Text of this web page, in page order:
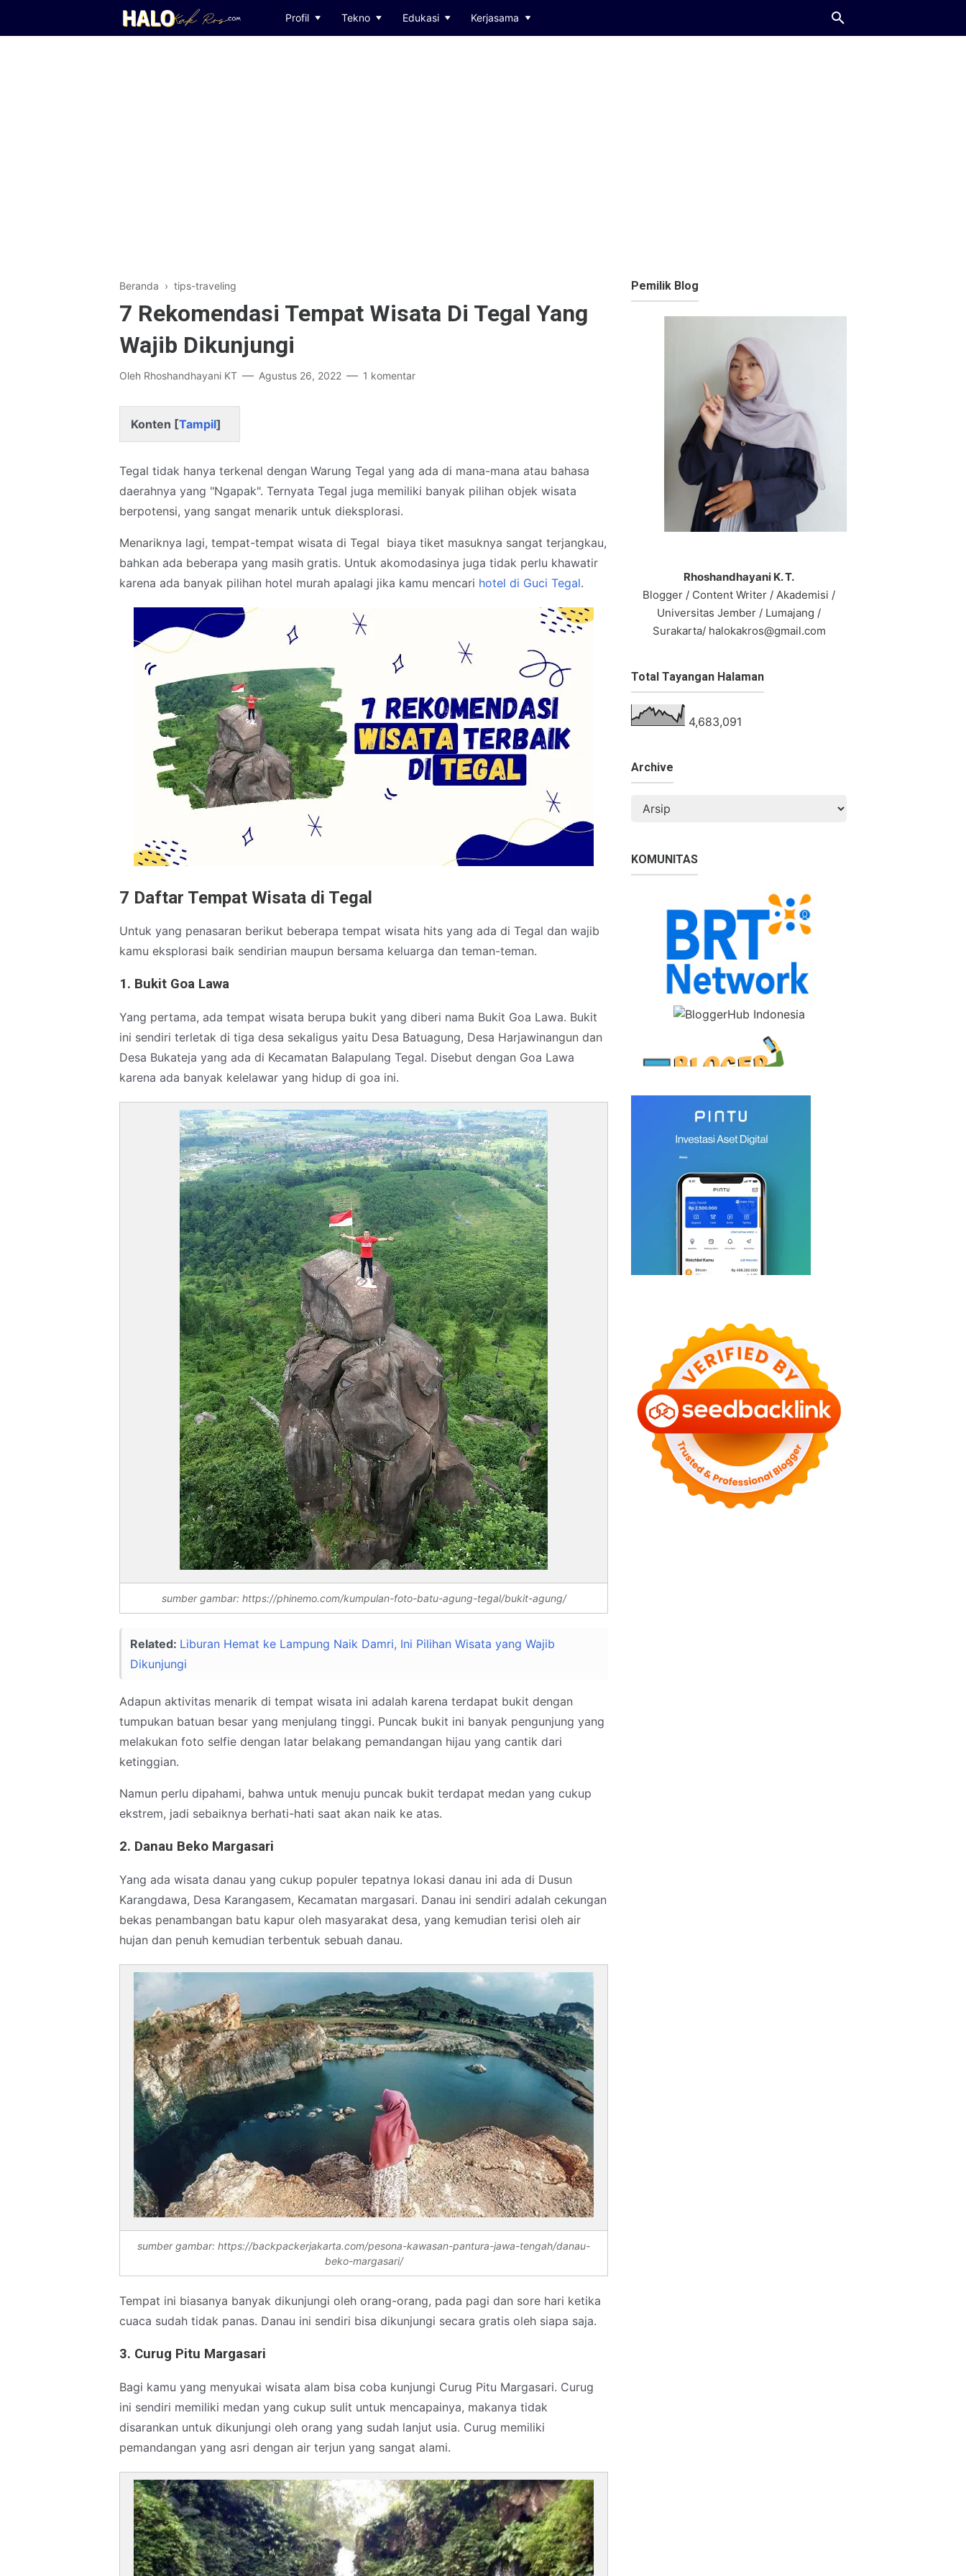
Profil Tekno Edukasi Kerjasama
Beranda › tips-traveling
7 Rekomendasi Tempat Wisata Di Tegal Yang
Wajib Dikunjungi
Oleh Rhoshandhayani KT Agustus 26, 2022 1 komentar
Konten [Tampil]
Tegal tidak hanya terkenal dengan Warung Tegal yang ada di mana-mana atau bahasa
daerahnya yang "Ngapak". Ternyata Tegal juga memiliki banyak pilihan objek wisata
berpotensi, yang sangat menarik untuk dieksplorasi.
Menariknya lagi, tempat-tempat wisata di Tegal biaya tiket masuknya sangat terjangkau,
bahkan ada beberapa yang masih gratis. Untuk akomodasinya juga tidak perlu khawatir
karena ada banyak pilihan hotel murah apalagi jika kamu mencari hotel di Guci Tegal.
7 Daftar Tempat Wisata di Tegal
Untuk yang penasaran berikut beberapa tempat wisata hits yang ada di Tegal dan wajib
kamu eksplorasi baik sendirian maupun bersama keluarga dan teman-teman.
1. Bukit Goa Lawa
Yang pertama, ada tempat wisata berupa bukit yang diberi nama Bukit Goa Lawa. Bukit
ini sendiri terletak di tiga desa sekaligus yaitu Desa Batuagung, Desa Harjawinangun dan
Desa Bukateja yang ada di Kecamatan Balapulang Tegal. Disebut dengan Goa Lawa
karena ada banyak kelelawar yang hidup di goa ini.
sumber gambar: https://phinemo.com/kumpulan-foto-batu-agung-tegal/bukit-agung/
Related: Liburan Hemat ke Lampung Naik Damri, Ini Pilihan Wisata yang Wajib
Dikunjungi
Adapun aktivitas menarik di tempat wisata ini adalah karena terdapat bukit dengan
tumpukan batuan besar yang menjulang tinggi. Puncak bukit ini banyak pengunjung yang
melakukan foto selfie dengan latar belakang pemandangan hijau yang cantik dari
ketinggian.
Namun perlu dipahami, bahwa untuk menuju puncak bukit terdapat medan yang cukup
ekstrem, jadi sebaiknya berhati-hati saat akan naik ke atas.
2. Danau Beko Margasari
Yang ada wisata danau yang cukup populer tepatnya lokasi danau ini ada di Dusun
Karangdawa, Desa Karangasem, Kecamatan margasari. Danau ini sendiri adalah cekungan
bekas penambangan batu kapur oleh masyarakat desa, yang kemudian terisi oleh air
hujan dan penuh kemudian terbentuk sebuah danau.
sumber gambar: https://backpackerjakarta.com/pesona-kawasan-pantura-jawa-tengah/danau-
beko-margasari/
Tempat ini biasanya banyak dikunjungi oleh orang-orang, pada pagi dan sore hari ketika
cuaca sudah tidak panas. Danau ini sendiri bisa dikunjungi secara gratis oleh siapa saja.
3. Curug Pitu Margasari
Bagi kamu yang menyukai wisata alam bisa coba kunjungi Curug Pitu Margasari. Curug
ini sendiri memiliki medan yang cukup sulit untuk mencapainya, makanya tidak
disarankan untuk dikunjungi oleh orang yang sudah lanjut usia. Curug memiliki
pemandangan yang asri dengan air terjun yang sangat alami.
Pemilik Blog
Rhoshandhayani K. T.
Blogger / Content Writer / Akademisi /
Universitas Jember / Lumajang /
Surakarta/ halokakros@gmail.com
Total Tayangan Halaman
4,683,091
Archive
KOMUNITAS